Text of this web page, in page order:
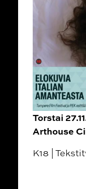
Torstai
Arthouse
K18 |